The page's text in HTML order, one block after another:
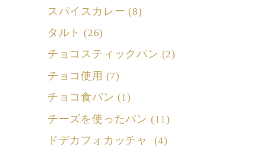
スパイスカレー (8)
タルト (26)
チョコスティックパン (2)
チョコ使用 (7)
チョコ食パン (1)
チーズを使ったパン (11)
ドデカフォカッチャ (4)